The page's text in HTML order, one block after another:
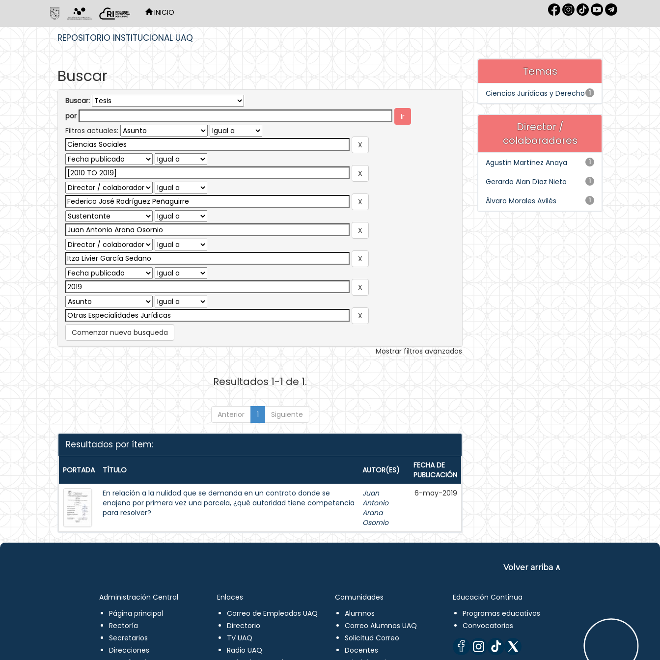
INICIO
REPOSITORIO INSTITUCIONAL UAQ
Buscar
Buscar:
por
Filtros actuales:
Comenzar nueva busqueda
Mostrar filtros avanzados
Resultados 1-1 de 1.
Anterior 1 Siguiente
Resultados por ítem:
PORTADA TÍTULO AUTOR(ES)
FECHA DE
PUBLICACIÓN
En relación a la nulidad que se demanda en un contrato donde se
enajena por primera vez una parcela, ¿qué autoridad tiene competencia
para resolver?
Juan
Antonio
Arana
Osornio
6-may-2019
Temas
1
Ciencias Jurídicas y Derecho
Director /
colaboradores
1
Agustín Martínez Anaya
1
Gerardo Alan Díaz Nieto
1
Álvaro Morales Avilés
Volver arriba ∧
Administración Central
Página principal
Rectoría
Secretarios
Direcciones
Enlaces
Correo de Empleados UAQ
Directorio
TV UAQ
Radio UAQ
Comunidades
Alumnos
Correo Alumnos UAQ
Solicitud Correo
Docentes
Educación Continua
Programas educativos
Convocatorias